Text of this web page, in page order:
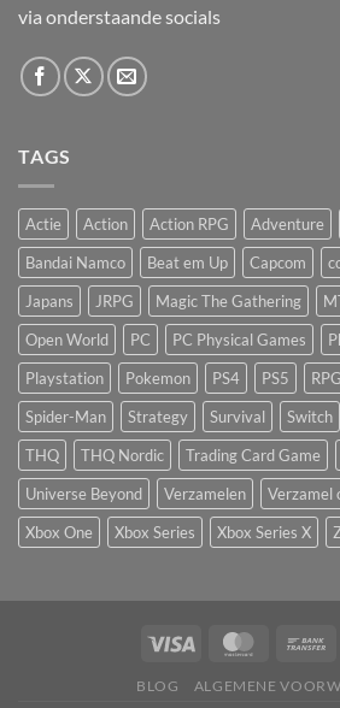
via onderstaande socials
TAGS
Actie Action Action RPG Adventure
Bandai Namco
Beat em Up Capcom
Japans
JRPG Magic The Gathering
Open World
PC PC Physical Games
Playstation
Pokemon PS4 PS5 RPG
Spider-Man
Strategy Survival Switch
THQ
THQ Nordic Trading Card Game
Universe Beyond
Verzamelen Verzamel
Xbox One
Xbox Series Xbox Series X
BLOG ALGEMENE